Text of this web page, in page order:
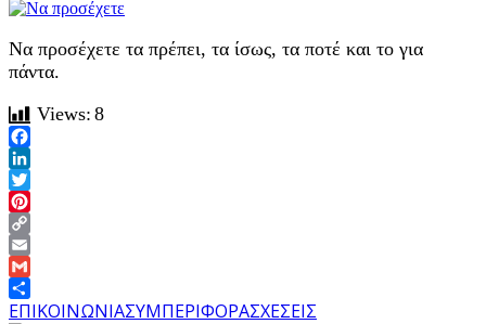
Να προσέχετε τα πρέπει, τα ίσως, τα ποτέ και το για
πάντα.
Views: 8
Facebook
LinkedIn
Twitter
Pinterest
Copy
Link
Email
Gmail
Share
ΕΠΙΚΟΙΝΩΝΙΑΣΥΜΠΕΡΙΦΟΡΑΣΧΕΣΕΙΣ